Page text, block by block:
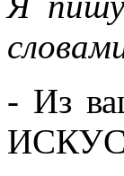
- Из